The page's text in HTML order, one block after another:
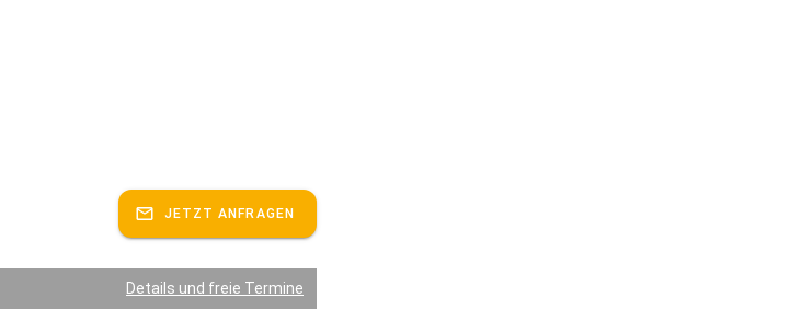
JETZT ANFRAGEN
Details und freie Termine